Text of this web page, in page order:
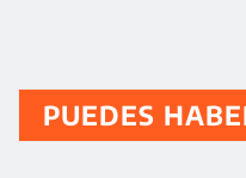
PUEDES